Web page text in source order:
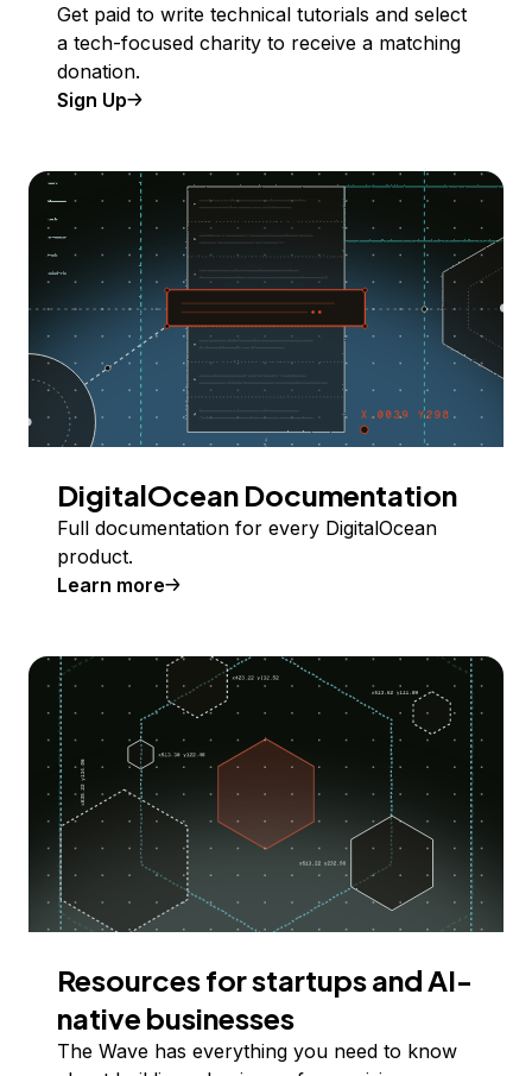
Get paid to write technical tutorials and select
a tech-focused charity to receive a matching
donation.
Sign Up
DigitalOcean Documentation
Full documentation for every DigitalOcean
product.
Learn more
Resources for startups and AI-
native businesses
The Wave has everything you need to know